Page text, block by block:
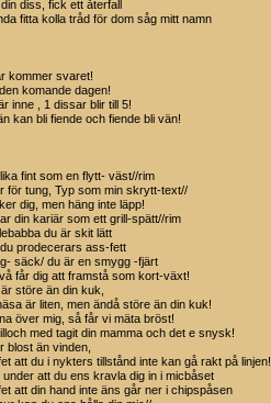
diss, fick ett återfall
fitta kolla tråd för dom såg mitt namn
kommer svaret!
komande dagen!
inne , 1 dissar blir till 5!
kan bli fiende och fiende bli vän!
fint som en flytt- väst//rim
för tung, Typ som min skrytt-text//
dig, men häng inte läpp!
din kariär som ett grill-spätt//rim
du är skit lätt
prodecerars ass-fett
säck/ du är en smygg -fjärt
får dig att framstå som kort-växt!
störe än din kuk,
är liten, men ändå störe än din kuk!
över mig, så får vi mäta bröst!
med tagit din mamma och det e snysk!
blost än vinden,
att du i nykters tillstånd inte kan gå rakt på linjen!
under att du ens kravla dig in i micbåset
att din hand inte äns går ner i chipspåsen